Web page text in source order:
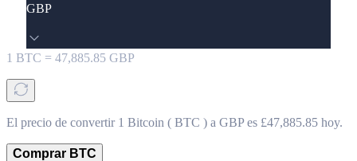
GBP
1 BTC = 47,885.85 GBP
El precio de convertir 1 Bitcoin ( BTC ) a GBP es £47,885.85 hoy.
Comprar BTC